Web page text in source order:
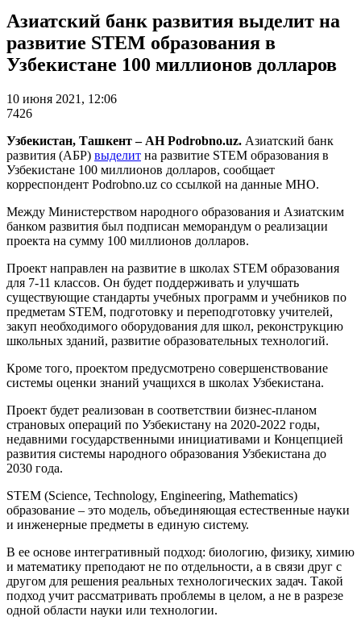
Азиатский банк развития выделит на
развитие STEM образования в
Узбекистане 100 миллионов долларов
10 июня 2021, 12:06
7426
Узбекистан, Ташкент – АН Podrobno.uz. Азиатский банк
развития (АБР) выделит на развитие STEM образования в
Узбекистане 100 миллионов долларов, сообщает
корреспондент Podrobno.uz со ссылкой на данные МНО.
Между Министерством народного образования и Азиатским
банком развития был подписан меморандум о реализации
проекта на сумму 100 миллионов долларов.
Проект направлен на развитие в школах STEM образования
для 7-11 классов. Он будет поддерживать и улучшать
существующие стандарты учебных программ и учебников по
предметам STEM, подготовку и переподготовку учителей,
закуп необходимого оборудования для школ, реконструкцию
школьных зданий, развитие образовательных технологий.
Кроме того, проектом предусмотрено совершенствование
системы оценки знаний учащихся в школах Узбекистана.
Проект будет реализован в соответствии бизнес-планом
страновых операций по Узбекистану на 2020-2022 годы,
недавними государственными инициативами и Концепцией
развития системы народного образования Узбекистана до
2030 года.
STEM (Science, Technology, Engineering, Mathematics)
образование – это модель, объединяющая естественные науки
и инженерные предметы в единую систему.
В ее основе интегративный подход: биологию, физику, химию
и математику преподают не по отдельности, а в связи друг с
другом для решения реальных технологических задач. Такой
подход учит рассматривать проблемы в целом, а не в разрезе
одной области науки или технологии.